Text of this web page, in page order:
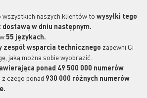
wszystkich naszych klientów to wysyłki tego
dostawą w dniu następnym.
55 językach.
zespół wsparcia technicznego zapewni Ci
jaką można sobie wyobrazić.
ponad 49 500 000 numerów
z czego ponad 930 000 różnych numerów